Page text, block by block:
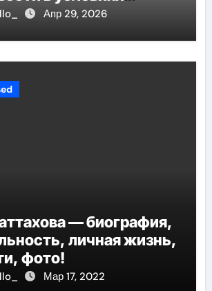
Апр 29, 2026
— биография,
личная жизнь,
фото!
Мар 17, 2022